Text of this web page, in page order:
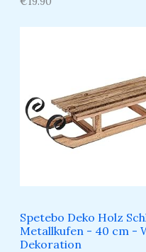
Spetebo Deko Holz
Metallkufen - 40 cm -
Dekoration